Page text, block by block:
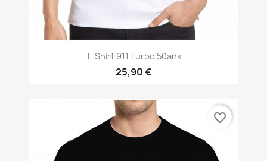
T-Shirt 911 Turbo 50ans
25,90 €
favorite_border